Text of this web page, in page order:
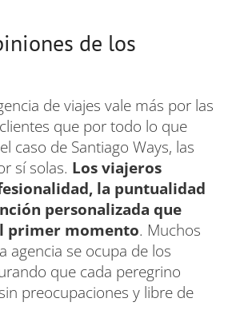
de los
de viajes vale más por las
que por todo lo que
caso de Santiago Ways, las
sí solas. Los viajeros
la puntualidad
personalizada que
primer momento. Muchos
agencia se ocupa de los
que cada peregrino
preocupaciones y libre de